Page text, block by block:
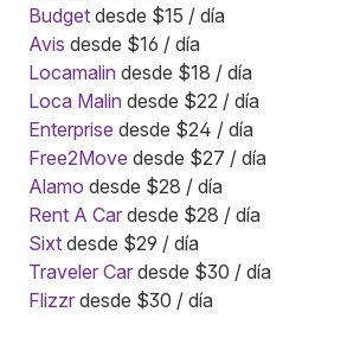
Budget desde $15 / día
Avis desde $16 / día
Locamalin desde $18 / día
Loca Malin desde $22 / día
Enterprise desde $24 / día
Free2Move desde $27 / día
Alamo desde $28 / día
Rent A Car desde $28 / día
Sixt desde $29 / día
Traveler Car desde $30 / día
Flizzr desde $30 / día